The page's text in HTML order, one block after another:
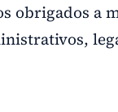
obrigados a